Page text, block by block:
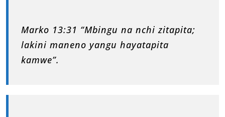
Marko 13:31 “Mbingu na nchi zitapita;
lakini maneno yangu hayatapita
kamwe”.